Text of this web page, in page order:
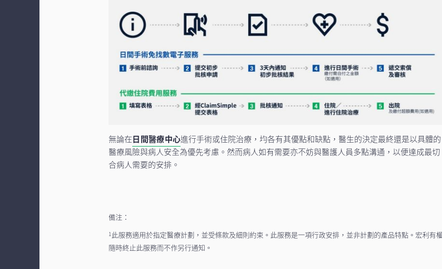
無論在日間醫療中心進行手術或住院治療，均各有其優點和缺點，醫生的決定最終還是以具體的
醫療風險與病人安全為優先考慮。然而病人如有需要亦不妨與醫護人員多點溝通，以便達成最切
合病人需要的安排。
備注：
1 此服務適用於指定醫療計劃，並受條款及細則約束。此服務是一項行政安排，並非計劃的產品特點。宏利有
隨時終止此服務而不作另行通知。